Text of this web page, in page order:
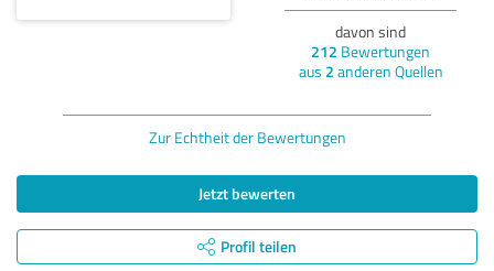
davon sind
212 Bewertungen
aus 2 anderen Quellen
Zur Echtheit der Bewertungen
Jetzt bewerten
Profil teilen